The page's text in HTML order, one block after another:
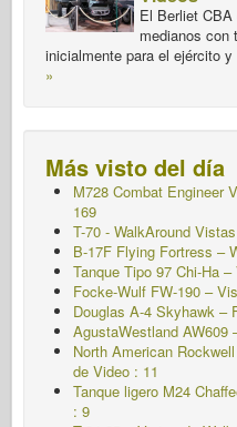
El Berliet
medianos con
inicialmente para el ejército
»
Más visto del día
M728 Combat Engineer
169
T-70 - WalkAround
B-17F Flying Fortress –
Tanque Tipo 97 Chi-Ha
Focke-Wulf FW-190 –
Douglas A-4 Skyhawk –
AgustaWestland
North American
de Video : 11
Tanque ligero M24
: 9